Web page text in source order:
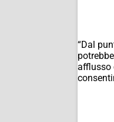
“Dal
afflusso